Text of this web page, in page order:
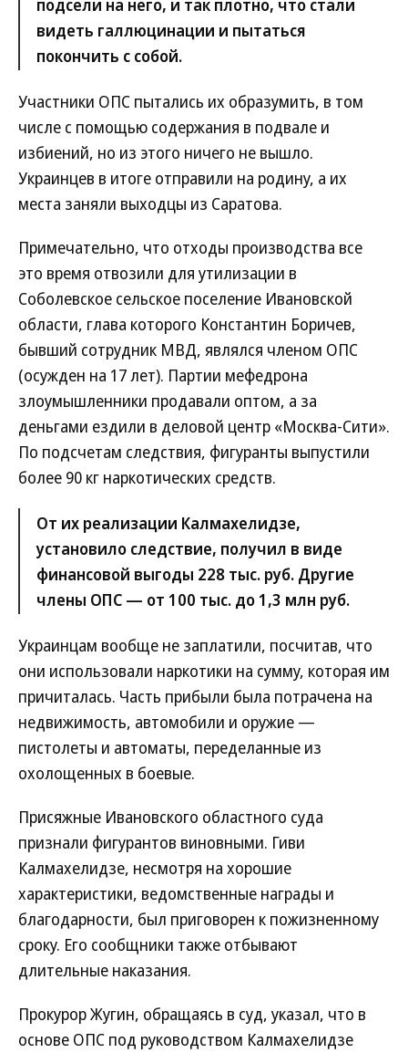
подсели на него, и так плотно, что стали
видеть галлюцинации и пытаться
покончить с собой.
Участники ОПС пытались их образумить, в том
числе с помощью содержания в подвале и
избиений, но из этого ничего не вышло.
Украинцев в итоге отправили на родину, а их
места заняли выходцы из Саратова.
Примечательно, что отходы производства все
это время отвозили для утилизации в
Соболевское сельское поселение Ивановской
области, глава которого Константин Боричев,
бывший сотрудник МВД, являлся членом ОПС
(осужден на 17 лет). Партии мефедрона
злоумышленники продавали оптом, а за
деньгами ездили в деловой центр «Москва-Сити».
По подсчетам следствия, фигуранты выпустили
более 90 кг наркотических средств.
От их реализации Калмахелидзе,
установило следствие, получил в виде
финансовой выгоды 228 тыс. руб. Другие
члены ОПС — от 100 тыс. до 1,3 млн руб.
Украинцам вообще не заплатили, посчитав, что
они использовали наркотики на сумму, которая им
причиталась. Часть прибыли была потрачена на
недвижимость, автомобили и оружие —
пистолеты и автоматы, переделанные из
охолощенных в боевые.
Присяжные Ивановского областного суда
признали фигурантов виновными. Гиви
Калмахелидзе, несмотря на хорошие
характеристики, ведомственные награды и
благодарности, был приговорен к пожизненному
сроку. Его сообщники также отбывают
длительные наказания.
Прокурор Жугин, обращаясь в суд, указал, что в
основе ОПС под руководством Калмахелидзе